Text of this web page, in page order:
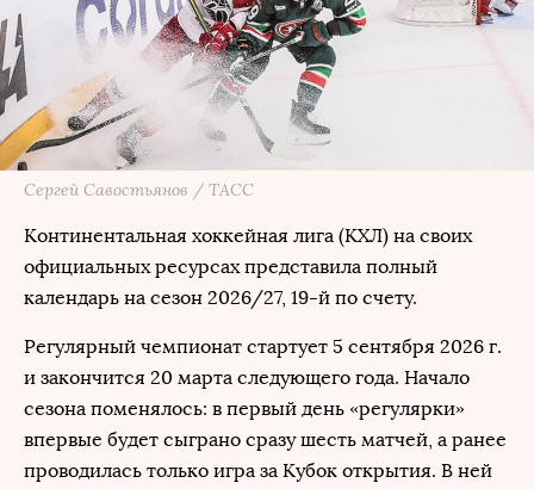
Сергей Савостьянов / ТАСС
Континентальная хоккейная лига (КХЛ) на своих
официальных ресурсах представила полный
календарь на сезон 2026/27, 19-й по счету.
Регулярный чемпионат стартует 5 сентября 2026 г.
и закончится 20 марта следующего года. Начало
сезона поменялось: в первый день «регулярки»
впервые будет сыграно сразу шесть матчей, а ранее
проводилась только игра за Кубок открытия. В ней